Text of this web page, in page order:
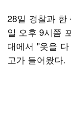
28일 경찰과 한
일 오후 9시쯤
대에서 "옷을
고가 들어왔다.